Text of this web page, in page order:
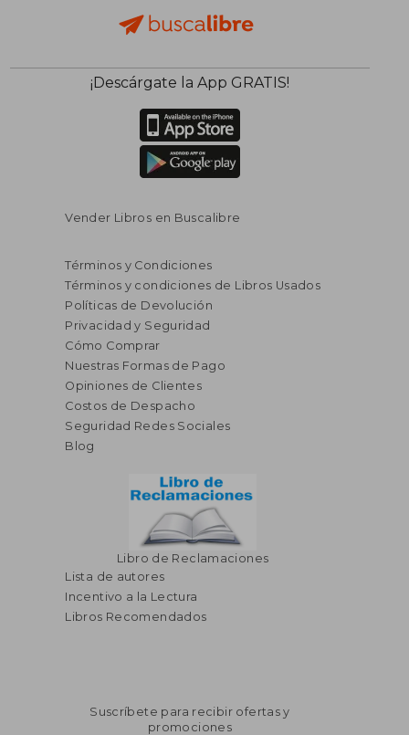
S/ 62,63 dcto. S/ 66,39
¡Descárgate la App GRATIS!
Vender Libros en Buscalibre
Términos y Condiciones
Términos y condiciones de Libros Usados
Políticas de Devolución
Privacidad y Seguridad
Cómo Comprar
Nuestras Formas de Pago
Opiniones de Clientes
Costos de Despacho
Seguridad Redes Sociales
Blog
Libro de Reclamaciones
Lista de autores
Incentivo a la Lectura
Libros Recomendados
Suscríbete para recibir ofertas y
promociones